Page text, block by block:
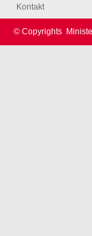
Kontakt
© Copyrights